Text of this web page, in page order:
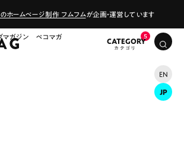
ホームページ制作 フムフムが企画・運営しています
マガジン ペコマガ
CATEGORY
EN
JP